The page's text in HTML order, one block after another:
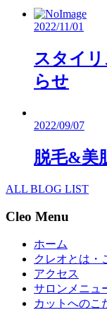
2022/11/01
スタイ
らせ
2022/09/07
脱毛&美
ALL BLOG LIST
Cleo Menu
ホーム
クレオとは・
アクセス
サロンメニュ
カットへのこ